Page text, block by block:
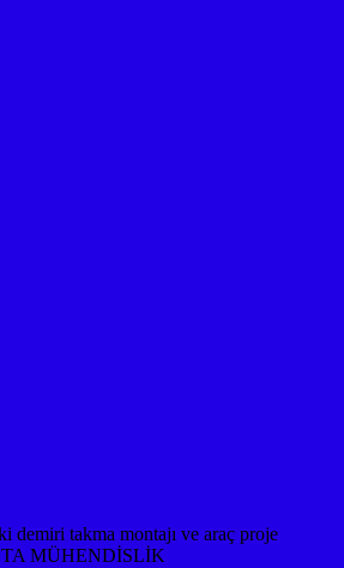
demiri takma montajı ve araç proje
MÜHENDİSLİK